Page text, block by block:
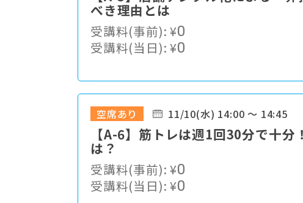
べき理由とは
受講料(事前):¥0
受講料(当日):¥0
空席あり 11/10(水) 14:00 ～ 14:45
【A-6】筋トレは週1回30分で十
は？
受講料(事前):¥0
受講料(当日):¥0